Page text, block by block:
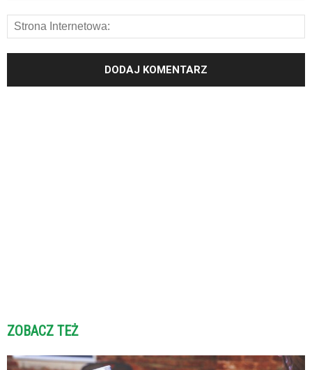
ZOBACZ TEŻ